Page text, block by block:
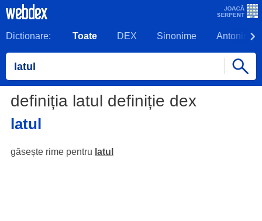
Dictionare: Toate DEX Sinonime Antonime
definiția latul definiție dex
latul
găsește rime pentru latul